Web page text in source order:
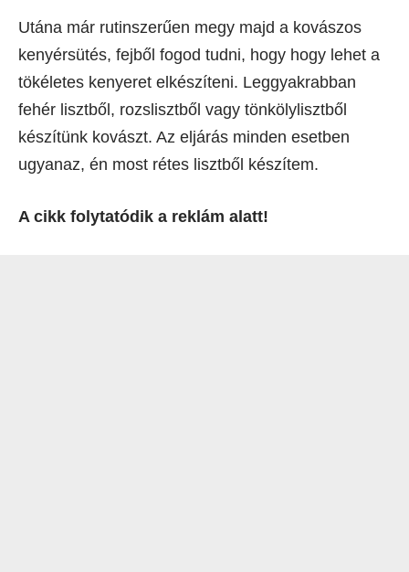
Utána már rutinszerűen megy majd a kovászos
kenyérsütés, fejből fogod tudni, hogy hogy lehet a
tökéletes kenyeret elkészíteni. Leggyakrabban
fehér lisztből, rozslisztből vagy tönkölylisztből
készítünk kovászt. Az eljárás minden esetben
ugyanaz, én most rétes lisztből készítem.
A cikk folytatódik a reklám alatt!